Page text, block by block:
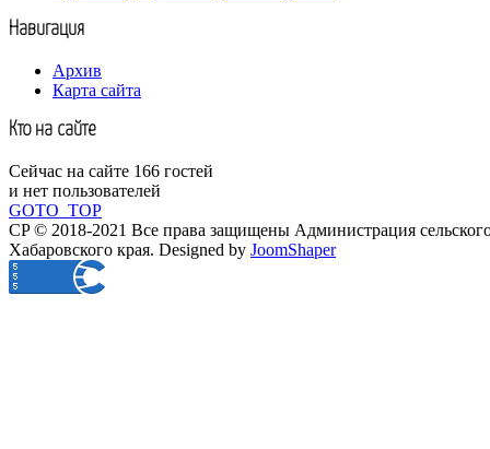
Навигация
Архив
Карта сайта
Кто на сайте
Сейчас на сайте 166 гостей
и нет пользователей
GOTO_TOP
CP © 2018-2021 Все права защищены Администрация
Хабаровского края. Designed by JoomShaper